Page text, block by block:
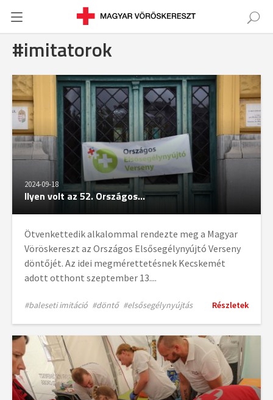
#imitatorok
2024-09-18
Ilyen volt az 52. Országos...
Ötvenkettedik alkalommal rendezte meg a Magyar
Vöröskereszt az Országos Elsősegélynyújtó Verseny
döntőjét. Az idei megmérettetésnek Kecskemét
adott otthont szeptember 13....
#baleseti imitáció #döntő #elsősegélynyújtás Részletek